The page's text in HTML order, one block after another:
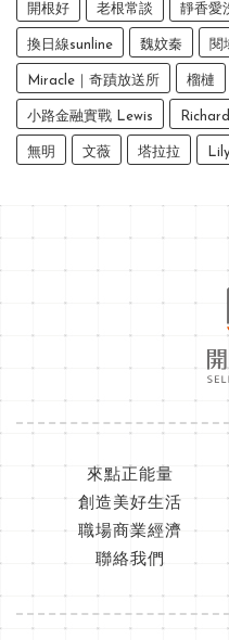
開根好 老根常談 靜香愛
換日線sunline 魏妏秦 閱
Miracle｜奇蹟放送所 榴槤
小路金融實戰 Lewis Richard
無明 文薇 塔拉拉
來點正能量
創造美好生活
職場商業經濟
聯絡我們